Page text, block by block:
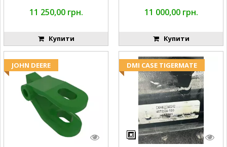
11 250,00 грн.
Купити
11 000,00 грн.
Купити
JOHN DEERE DMI CASE TIGERMATE